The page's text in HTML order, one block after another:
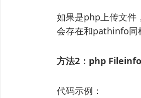
如果是php上传文件
会存在和pathinfo同
方法2：php
代码示例：